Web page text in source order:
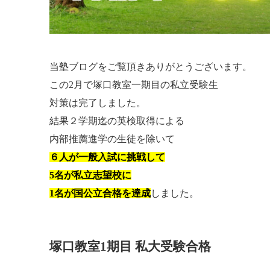
当塾ブログをご覧頂きありがとうございます。
この2月で塚口教室一期目の私立受験生
対策は完了しました。
結果２学期迄の英検取得による
内部推薦進学の生徒を除いて
６人が一般入試に挑戦して
5名が私立志望校に
1名が国公立合格を達成しました。
塚口教室1期目 私大受験合格